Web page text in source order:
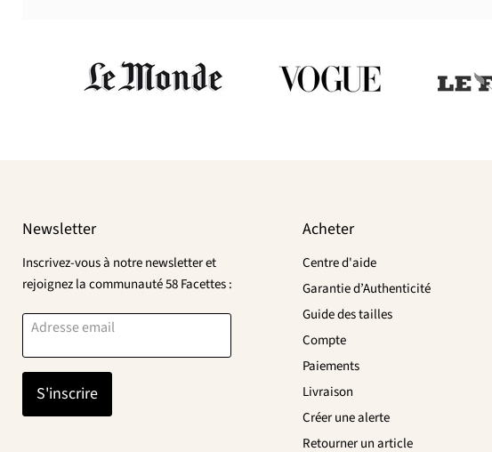
Newsletter
Inscrivez-vous à notre newsletter et
rejoignez la communauté 58 Facettes :
Adresse email
S'inscrire
Acheter
Centre d'aide
Garantie d’Authenticité
Guide des tailles
Compte
Paiements
Livraison
Créer une alerte
Retourner un article